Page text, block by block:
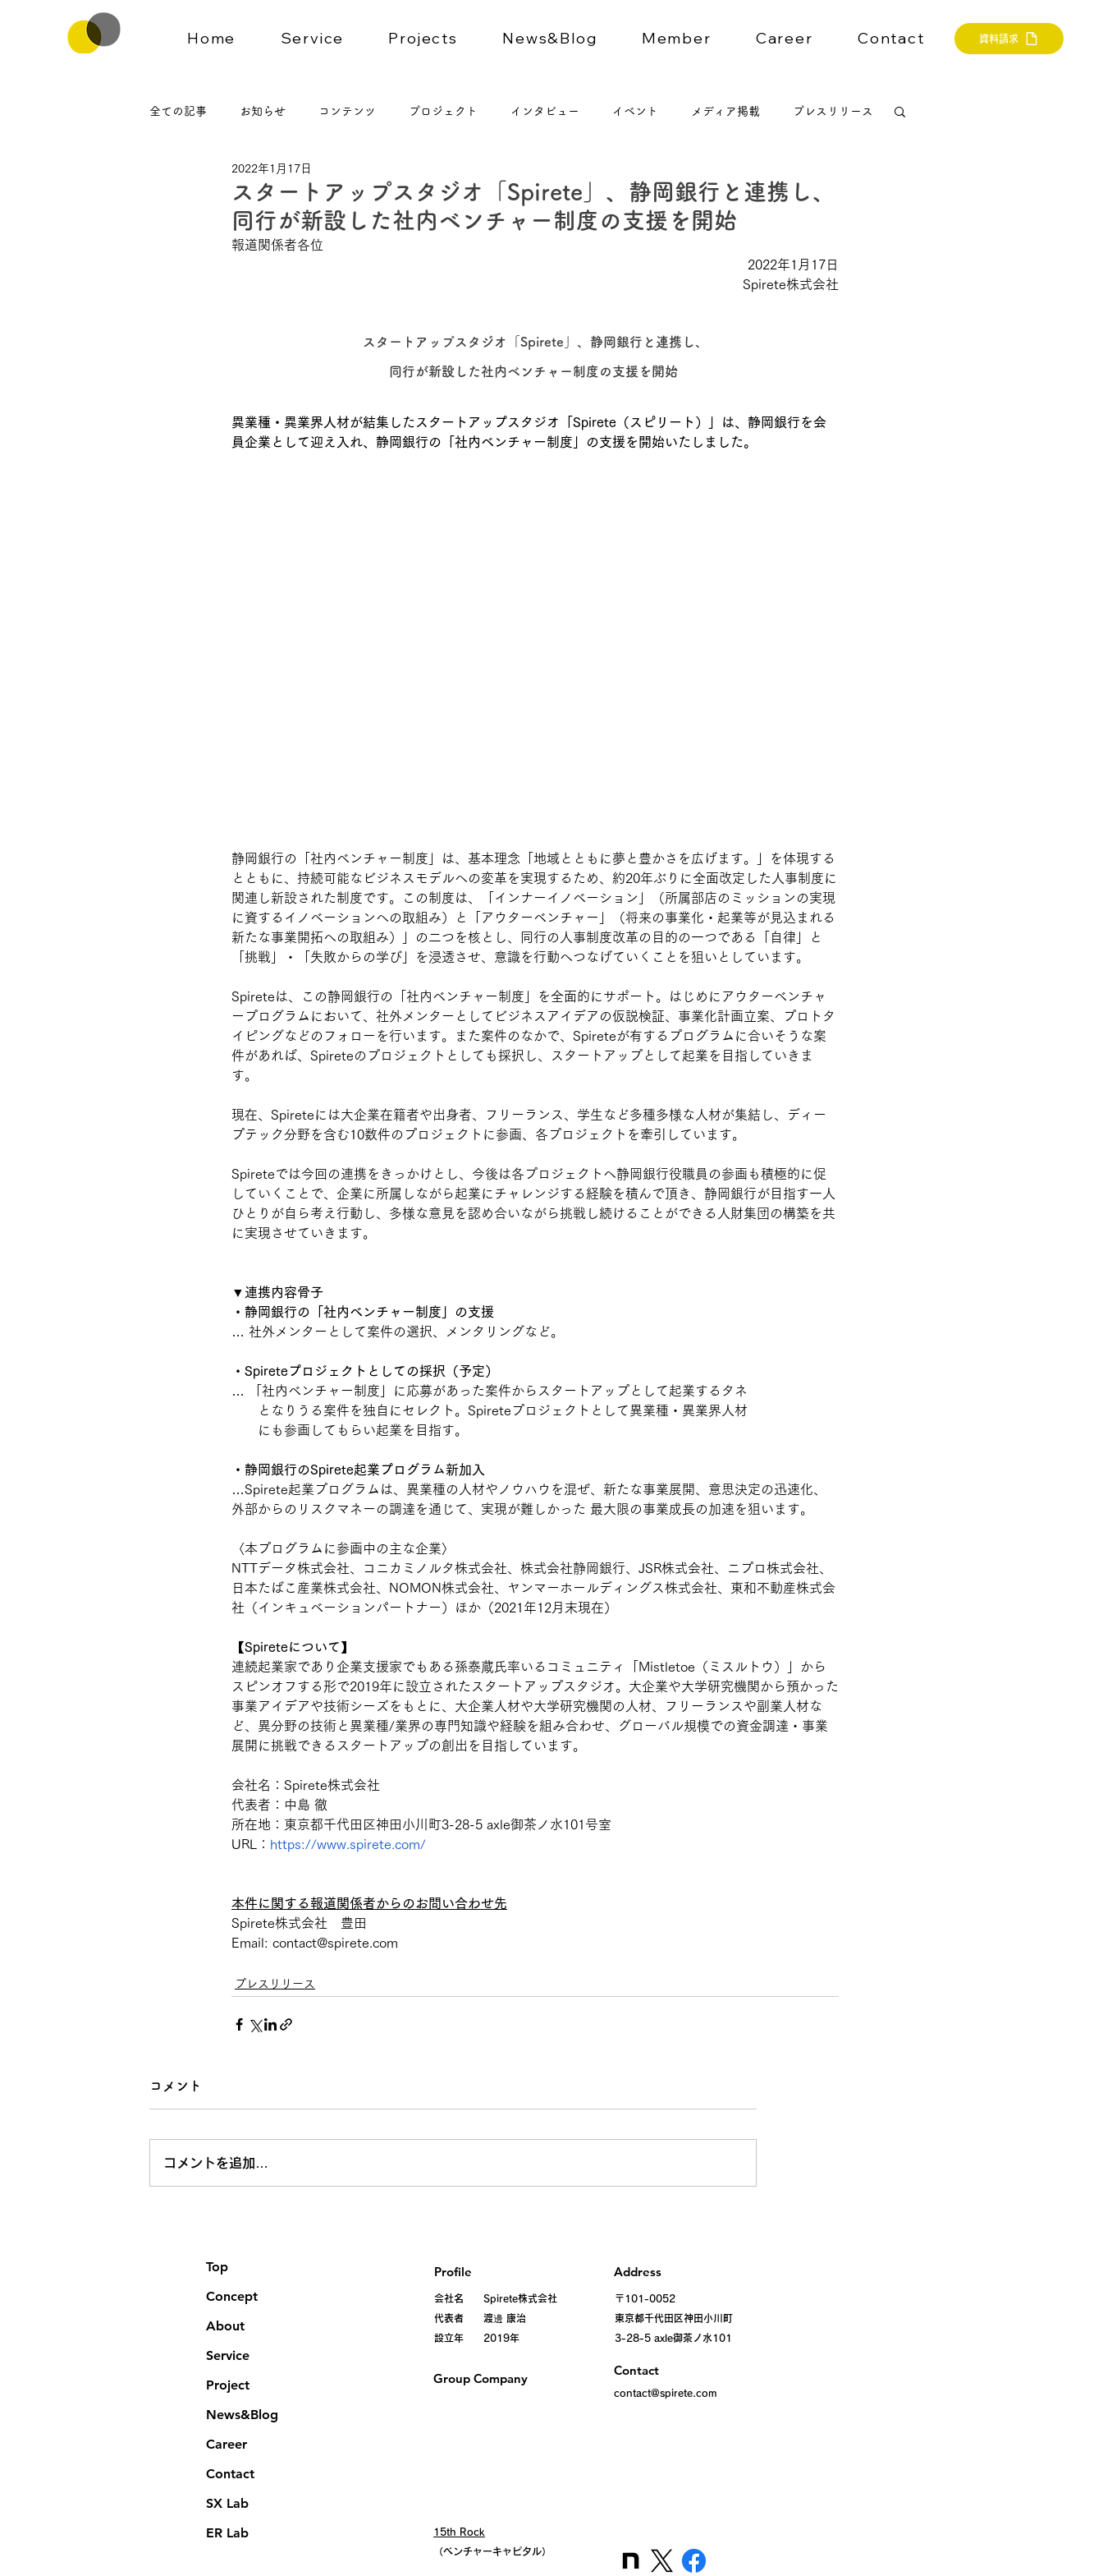
Home Service Projects News&Blog Member Career Contact 資料請求
全ての記事 お知らせ コンテンツ プロジェクト インタビュー イベント メディア掲載 プレスリリース
スタートアップスタジオ「Spirete」、静岡銀行と連携し、
同行が新設した社内ベンチャー制度の支援を開始
2022年1月17日
報道関係者各位
2022年1月17日
Spirete株式会社
スタートアップスタジオ「Spirete」、静岡銀行と連携し、
同行が新設した社内ベンチャー制度の支援を開始
異業種・異業界人材が結集したスタートアップスタジオ「Spirete（スピリート）」は、静岡銀行を会
員企業として迎え入れ、静岡銀行の「社内ベンチャー制度」の支援を開始いたしました。
静岡銀行の「社内ベンチャー制度」は、基本理念「地域とともに夢と豊かさを広げます。」を体現する
とともに、持続可能なビジネスモデルへの変革を実現するため、約20年ぶりに全面改定した人事制度に
関連し新設された制度です。この制度は、「インナーイノベーション」（所属部店のミッションの実現
に資するイノベーションへの取組み）と「アウターベンチャー」（将来の事業化・起業等が見込まれる
新たな事業開拓への取組み）」の二つを核とし、同行の人事制度改革の目的の一つである「自律」と
「挑戦」・「失敗からの学び」を浸透させ、意識を行動へつなげていくことを狙いとしています。
Spireteは、この静岡銀行の「社内ベンチャー制度」を全面的にサポート。はじめにアウターベンチャ
ープログラムにおいて、社外メンターとしてビジネスアイデアの仮説検証、事業化計画立案、プロトタ
イピングなどのフォローを行います。また案件のなかで、Spireteが有するプログラムに合いそうな案
件があれば、Spireteのプロジェクトとしても採択し、スタートアップとして起業を目指していきま
す。
現在、Spireteには大企業在籍者や出身者、フリーランス、学生など多種多様な人材が集結し、ディー
プテック分野を含む10数件のプロジェクトに参画、各プロジェクトを牽引しています。
Spireteでは今回の連携をきっかけとし、今後は各プロジェクトへ静岡銀行役職員の参画も積極的に促
していくことで、企業に所属しながら起業にチャレンジする経験を積んで頂き、静岡銀行が目指す一人
ひとりが自ら考え行動し、多様な意見を認め合いながら挑戦し続けることができる人財集団の構築を共
に実現させていきます。
▼連携内容骨子
・静岡銀行の「社内ベンチャー制度」の支援
… 社外メンターとして案件の選択、メンタリングなど。
・Spireteプロジェクトとしての採択（予定）
… 「社内ベンチャー制度」に応募があった案件からスタートアップとして起業するタネ
となりうる案件を独自にセレクト。Spireteプロジェクトとして異業種・異業界人材
にも参画してもらい起業を目指す。
・静岡銀行のSpirete起業プログラム新加入
…Spirete起業プログラムは、異業種の人材やノウハウを混ぜ、新たな事業展開、意思決定の迅速化、
外部からのリスクマネーの調達を通じて、実現が難しかった 最大限の事業成長の加速を狙います。
〈本プログラムに参画中の主な企業〉
NTTデータ株式会社、コニカミノルタ株式会社、株式会社静岡銀行、JSR株式会社、ニプロ株式会社、
日本たばこ産業株式会社、NOMON株式会社、ヤンマーホールディングス株式会社、東和不動産株式会
社（インキュベーションパートナー）ほか（2021年12月末現在）
【Spireteについて】
連続起業家であり企業支援家でもある孫泰蔵氏率いるコミュニティ「Mistletoe（ミスルトウ）」から
スピンオフする形で2019年に設立されたスタートアップスタジオ。大企業や大学研究機関から預かった
事業アイデアや技術シーズをもとに、大企業人材や大学研究機関の人材、フリーランスや副業人材な
ど、異分野の技術と異業種/業界の専門知識や経験を組み合わせ、グローバル規模での資金調達・事業
展開に挑戦できるスタートアップの創出を目指しています。
会社名：Spirete株式会社
代表者：中島 徹
所在地：東京都千代田区神田小川町3-28-5 axle御茶ノ水101号室
URL： https://www.spirete.com/
本件に関する報道関係者からのお問い合わせ先
Spirete株式会社　豊田
Email: contact@spirete.com
プレスリリース
コメント
コメントを追加…
Top
Concept
About
Service
Project
News&Blog
Career
Contact
SX Lab
ER Lab
Profile
会社名 Spirete株式会社
代表者 渡邊 康治
設立年 2019年
Group Company
Address
〒101-0052
東京都千代田区神田小川町
3-28-5 axle御茶ノ水101
Contact
contact@spirete.com
15th Rock
（ベンチャーキャピタル）